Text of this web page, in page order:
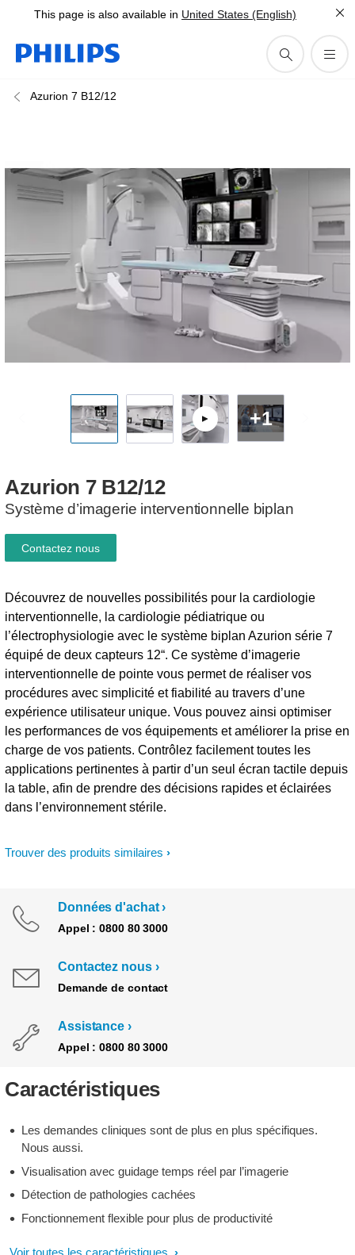
This page is also available in United States (English)
Azurion 7 B12/12
+1
Azurion 7 B12/12
Système d’imagerie interventionnelle biplan
Trouver des produits similaires
Découvrez de nouvelles possibilités pour la cardiologie
interventionnelle, la cardiologie pédiatrique ou
l’électrophysiologie avec le système biplan Azurion série 7
équipé de deux capteurs 12“. Ce système d’imagerie
interventionnelle de pointe vous permet de réaliser vos
procédures avec simplicité et fiabilité au travers d’une
expérience utilisateur unique. Vous pouvez ainsi optimiser
les performances de vos équipements et améliorer la prise en
charge de vos patients. Contrôlez facilement toutes les
applications pertinentes à partir d’un seul écran tactile depuis
la table, afin de prendre des décisions rapides et éclairées
dans l’environnement stérile.
Contactez nous
Données d'achat
Appel : 0800 80 3000
Contactez nous
Demande de contact
Assistance
Appel : 0800 80 3000
Caractéristiques
Les demandes cliniques sont de plus en plus spécifiques.
Nous aussi.
Visualisation avec guidage temps réel par l’imagerie
Détection de pathologies cachées
Fonctionnement flexible pour plus de productivité
Voir toutes les caractéristiques